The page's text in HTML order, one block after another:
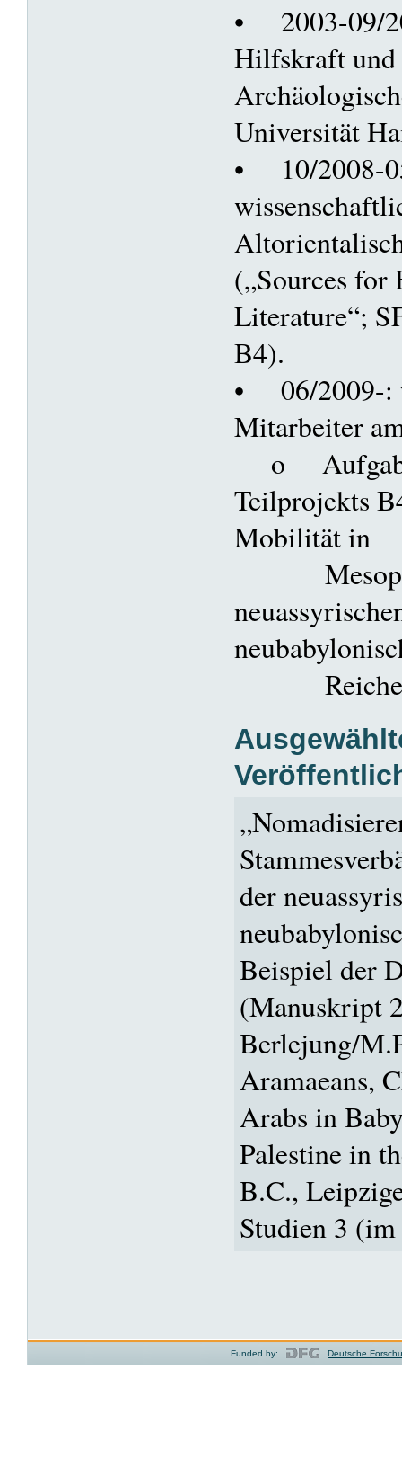
• 2003-09/
Hilfskraft und
Universität
• 10/2008-
(„Sources
Literature“;
B4).
• 06/2009-:
Mitarbeiter
o
Teilprojekts
Mobilität in
der
Beispiel der
(Manuskript
Berlejung/
Aramaeans,
Arabs in
Palestine in
B.C.,
Studien 3
Funded by: Deutsche